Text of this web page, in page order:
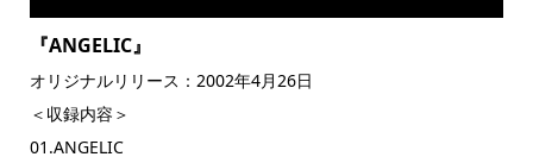
『ANGELIC』
オリジナルリリース：2002年4月26日
＜収録内容＞
01.ANGELIC